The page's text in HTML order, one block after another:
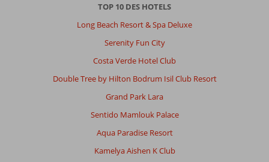
TOP 10 DES HOTELS
Long Beach Resort & Spa Deluxe
Serenity Fun City
Costa Verde Hotel Club
Double Tree by Hilton Bodrum Isil Club Resort
Grand Park Lara
Sentido Mamlouk Palace
Aqua Paradise Resort
Kamelya Aishen K Club